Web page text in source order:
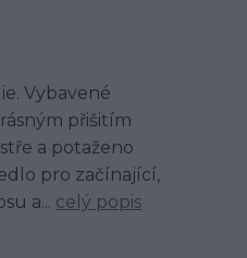
Vybavené
přišitím
a potaženo
pro začínající,
a... celý popis